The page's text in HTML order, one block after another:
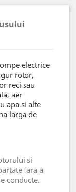
electrice
rotor,
reci sau
aer
apa si alte
larga de
si
fara a
conducte.